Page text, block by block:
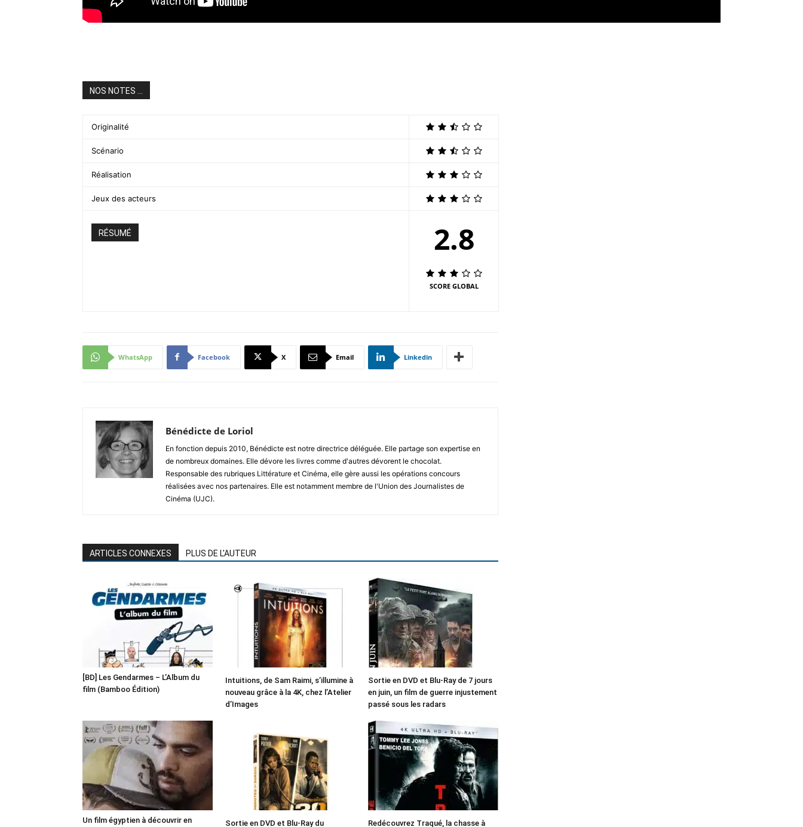
NOS NOTES ...
Originalité
Scénario
Réalisation
Jeux des acteurs
RÉSUMÉ 2.8
SCORE GLOBAL
WhatsApp Facebook X Email Linkedin
Bénédicte de Loriol
En fonction depuis 2010, Bénédicte est notre directrice déléguée. Elle partage son expertise en
de nombreux domaines. Elle dévore les livres comme d'autres dévorent le chocolat.
Responsable des rubriques Littérature et Cinéma, elle gère aussi les opérations concours
réalisées avec nos partenaires. Elle est notamment membre de l'Union des Journalistes de
Cinéma (UJC).
ARTICLES CONNEXES PLUS DE L'AUTEUR
[BD] Les Gendarmes – L’Album du
film (Bamboo Édition)
Intuitions, de Sam Raimi, s’illumine à
nouveau grâce à la 4K, chez l’Atelier
d’Images
Sortie en DVD et Blu-Ray de 7 jours
en juin, un film de guerre injustement
passé sous les radars
Un film égyptien à découvrir en Sortie en DVD et Blu-Ray du Redécouvrez Traqué, la chasse à